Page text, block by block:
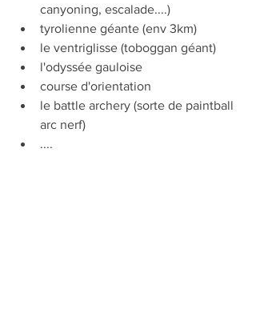
canyoning, escalade....)
tyrolienne géante (env 3km)
le ventriglisse (toboggan géant)
l'odyssée gauloise
course d'orientation
le battle archery (sorte de paintball
arc nerf)
....